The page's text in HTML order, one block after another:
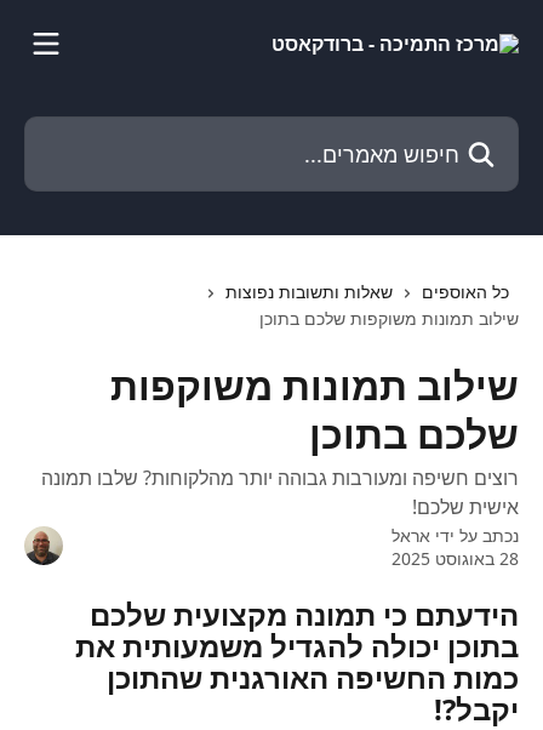
חיפוש מאמרים...
כל האוספים
שאלות ותשובות נפוצות
שילוב תמונות משוקפות שלכם בתוכן
שילוב תמונות משוקפות
שלכם בתוכן
רוצים חשיפה ומעורבות גבוהה יותר מהלקוחות? שלבו תמונה
אישית שלכם!
נכתב על ידי אראל
28 באוגוסט 2025
הידעתם כי תמונה מקצועית שלכם
בתוכן יכולה להגדיל משמעותית את
כמות החשיפה האורגנית שהתוכן
יקבל?!